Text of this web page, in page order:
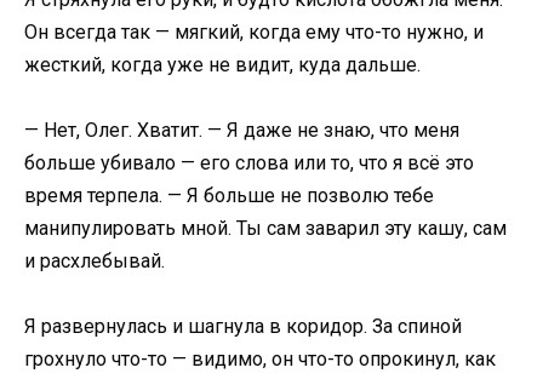
Он всегда так — мягкий, когда ему что-то нужно, и
жесткий, когда уже не видит, куда дальше.
— Нет, Олег. Хватит. — Я даже не знаю, что меня
больше убивало — его слова или то, что я всё это
время терпела. — Я больше не позволю тебе
манипулировать мной. Ты сам заварил эту кашу, сам
и расхлебывай.
Я развернулась и шагнула в коридор. За спиной
грохнуло что-то — видимо, он что-то опрокинул, как